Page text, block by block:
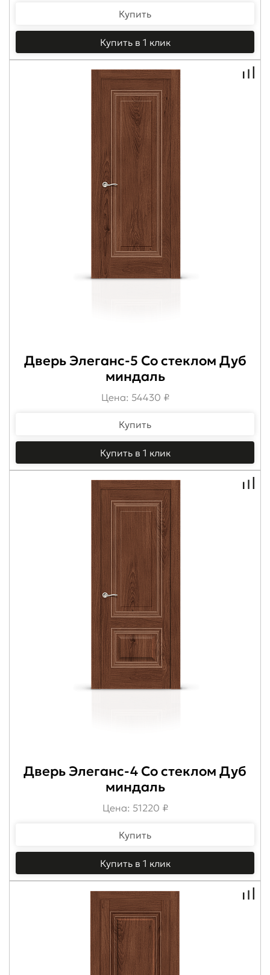
Купить
Купить в 1 клик
Дверь Элеганс-5 Со стеклом Дуб
миндаль
Цена: 54430 ₽
Купить
Купить в 1 клик
Дверь Элеганс-4 Со стеклом Дуб
миндаль
Цена: 51220 ₽
Купить
Купить в 1 клик